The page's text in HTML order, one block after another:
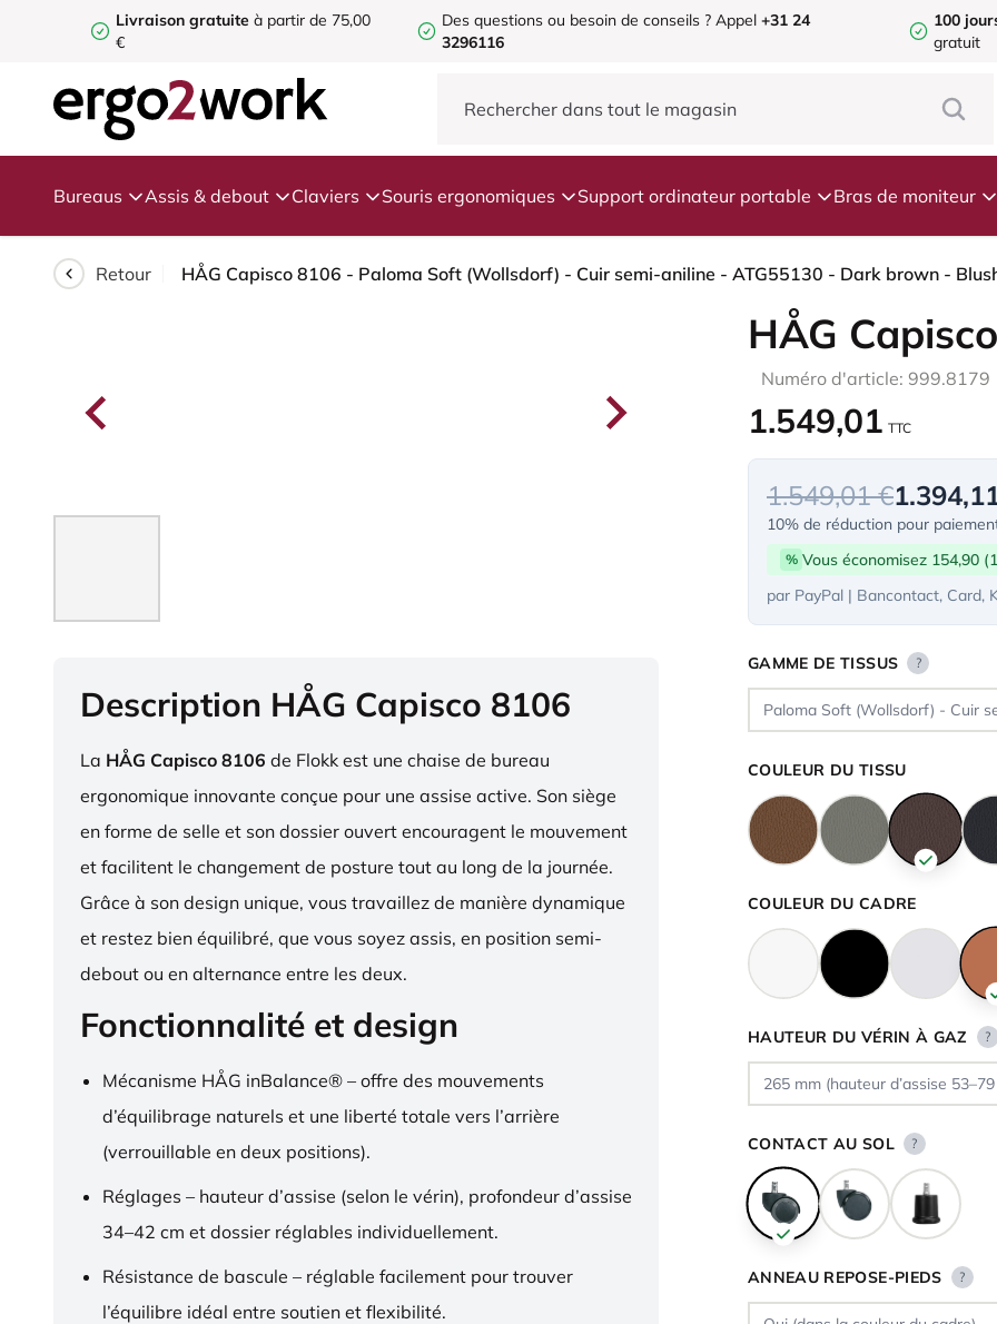
Livraison gratuite à partir de 75,00
€
Des questions ou besoin de conseils ? Appel+31 24
3296116
100
gratuit
Bureaus Assis & debout Claviers Souris ergonomiques Support ordinateur portable Bras de moniteur
Retour
Description HÅG Capisco 8106
La HÅG Capisco 8106 de Flokk est une chaise de bureau
ergonomique innovante conçue pour une assise active. Son siège
en forme de selle et son dossier ouvert encouragent le mouvement
et facilitent le changement de posture tout au long de la journée.
Grâce à son design unique, vous travaillez de manière dynamique
et restez bien équilibré, que vous soyez assis, en position semi-
debout ou en alternance entre les deux.
Fonctionnalité et design
Mécanisme HÅG inBalance® – offre des mouvements
d’équilibrage naturels et une liberté totale vers l’arrière
(verrouillable en deux positions).
Réglages – hauteur d’assise (selon le vérin), profondeur d’assise
34–42 cm et dossier réglables individuellement.
Résistance de bascule – réglable facilement pour trouver
l’équilibre idéal entre soutien et flexibilité.
HÅG
Numéro d'article: 999.8179
1.549,01 TTC
1.549,01 €
10% de réduction pour
% Vous économisez 154,90
par PayPal | Bancontact, Card,
GAMME DE TISSUS ?
COULEUR DU TISSU
COULEUR DU CADRE
HAUTEUR DU VÉRIN À GAZ ?
CONTACT AU SOL ?
ANNEAU REPOSE-PIEDS ?